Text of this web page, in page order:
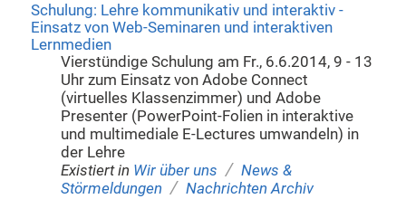
Schulung: Lehre kommunikativ und interaktiv -
Einsatz von Web-Seminaren und interaktiven
Lernmedien
Vierstündige Schulung am Fr., 6.6.2014, 9 - 13
Uhr zum Einsatz von Adobe Connect
(virtuelles Klassenzimmer) und Adobe
Presenter (PowerPoint-Folien in interaktive
und multimediale E-Lectures umwandeln) in
der Lehre
Existiert in Wir über uns / News &
Störmeldungen / Nachrichten Archiv